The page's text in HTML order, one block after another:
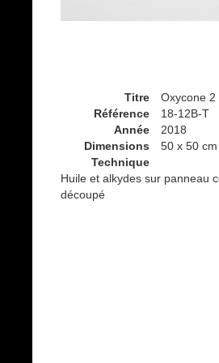
Titre
Oxycone 2
Référence
18-12B-T
Année
2018
Dimensions
50 x 50 cm
Technique
Huile et alkydes sur panneau
découpé